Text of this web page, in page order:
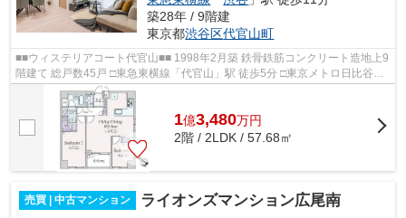
築28年 / 9階建
東京都渋谷区代官山町
■■ウィステリアコート代官山■■ 1998年2月築 鉄骨鉄筋コンクリート造地上9
階建て 総戸数45戸 □東急東横線「代官山」駅 徒歩5分 □東京メトロ日比谷線
「恵比寿」駅 徒歩10分 □JR山手線...
1億3,480万円
2階 / 2LDK / 57.68㎡
売買 | 中古マンション ライオンズマンション広尾南